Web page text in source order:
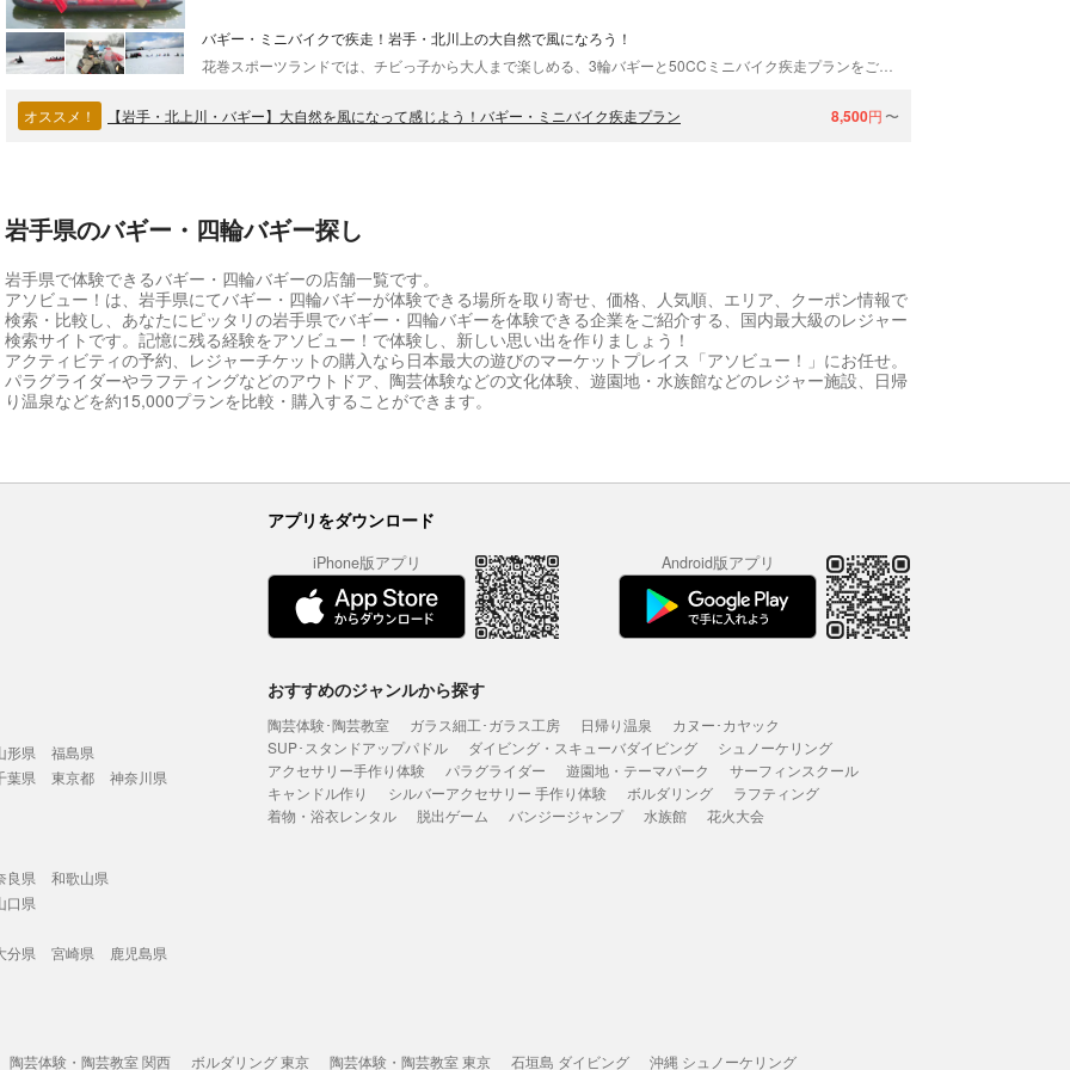
バギー・ミニバイクで疾走！岩手・北川上の大自然で風になろう！
オススメ！ 【岩手・北上川・バギー】大自然を風になって感じよう！バギー・ミニバイク疾走プラン 8,500円 〜
岩手県のバギー・四輪バギー探し
岩手県で体験できるバギー・四輪バギーの店舗一覧です。
アソビュー！は、岩手県にてバギー・四輪バギーが体験できる場所を取り寄せ、価格、人気順、エリア、クーポン情報で
検索・比較し、あなたにピッタリの岩手県でバギー・四輪バギーを体験できる企業をご紹介する、国内最大級のレジャー
検索サイトです。記憶に残る経験をアソビュー！で体験し、新しい思い出を作りましょう！
アクティビティの予約、レジャーチケットの購入なら日本最大の遊びのマーケットプレイス「アソビュー！」にお任せ。
パラグライダーやラフティングなどのアウトドア、陶芸体験などの文化体験、遊園地・水族館などのレジャー施設、日帰
り温泉などを約15,000プランを比較・購入することができます。
アプリをダウンロード
iPhone版アプリ Android版アプリ
形県
福島県
葉県
東京都 神奈川県
良県
和歌山県
口県
分県 宮崎県 鹿児島県
おすすめのジャンルから探す
陶芸体験･陶芸教室 ガラス細工･ガラス工房 日帰り温泉
カヌー･カヤック
SUP･スタンドアップパドル
ダイビング・スキューバダイビング
シュノーケリング
アクセサリー手作り体験
パラグライダー 遊園地・テーマパーク
サーフィンスクール
キャンドル作り
シルバーアクセサリー 手作り体験 ボルダリング
ラフティング
着物・浴衣レンタル
脱出ゲーム バンジージャンプ 水族館 花火大会
陶芸体験・陶芸教室 関西 ボルダリング 東京 陶芸体験・陶芸教室 東京 石垣島 ダイビング 沖縄 シュノーケリング